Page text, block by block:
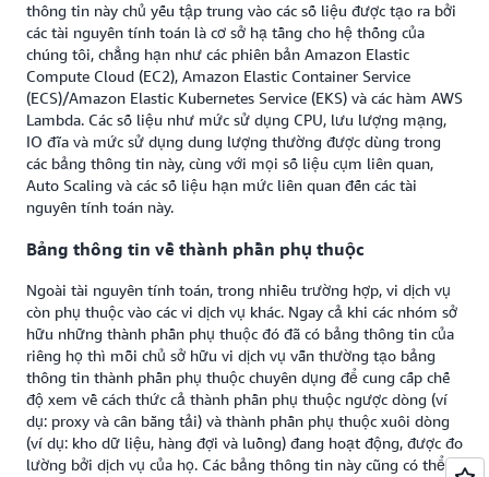
thông tin này chủ yếu tập trung vào các số liệu được tạo ra bởi
các tài nguyên tính toán là cơ sở hạ tầng cho hệ thống của
chúng tôi, chẳng hạn như các phiên bản Amazon Elastic
Compute Cloud (EC2), Amazon Elastic Container Service
(ECS)/Amazon Elastic Kubernetes Service (EKS) và các hàm AWS
Lambda. Các số liệu như mức sử dụng CPU, lưu lượng mạng,
IO đĩa và mức sử dụng dung lượng thường được dùng trong
các bảng thông tin này, cùng với mọi số liệu cụm liên quan,
Auto Scaling và các số liệu hạn mức liên quan đến các tài
nguyên tính toán này.
Bảng thông tin về thành phần phụ thuộc
Ngoài tài nguyên tính toán, trong nhiều trường hợp, vi dịch vụ
còn phụ thuộc vào các vi dịch vụ khác. Ngay cả khi các nhóm sở
hữu những thành phần phụ thuộc đó đã có bảng thông tin của
riêng họ thì mỗi chủ sở hữu vi dịch vụ vẫn thường tạo bảng
thông tin thành phần phụ thuộc chuyên dụng để cung cấp chế
độ xem về cách thức cả thành phần phụ thuộc ngược dòng (ví
dụ: proxy và cân bằng tải) và thành phần phụ thuộc xuôi dòng
(ví dụ: kho dữ liệu, hàng đợi và luồng) đang hoạt động, được đo
lường bởi dịch vụ của họ. Các bảng thông tin này cũng có thể